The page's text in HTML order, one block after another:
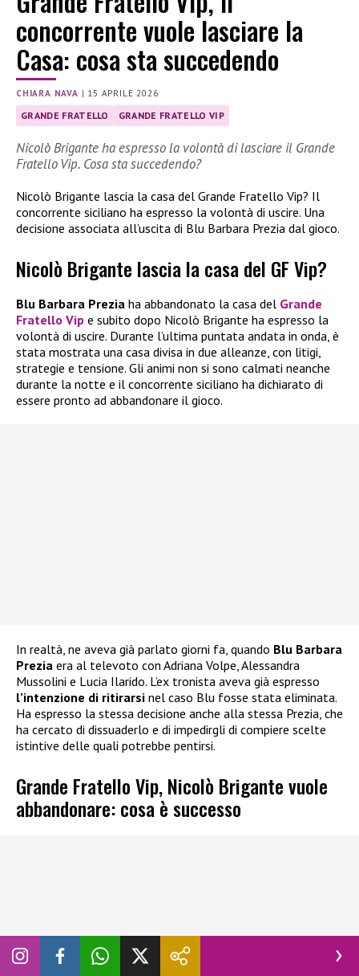
concorrente vuole lasciare la
Casa: cosa sta succedendo
CHIARA NAVA | 15 APRILE 2026
GRANDE FRATELLO GRANDE FRATELLO VIP
Nicolò Brigante ha espresso la volontà di lasciare il Grande
Fratello Vip. Cosa sta succedendo?
Nicolò Brigante lascia la casa del Grande Fratello Vip? Il
concorrente siciliano ha espresso la volontà di uscire. Una
decisione associata all’uscita di Blu Barbara Prezia dal gioco.
Nicolò Brigante lascia la casa del GF Vip?
Blu Barbara Prezia ha abbandonato la casa del Grande
Fratello Vip e subito dopo Nicolò Brigante ha espresso la
volontà di uscire. Durante l’ultima puntata andata in onda, è
stata mostrata una casa divisa in due alleanze, con litigi,
strategie e tensione. Gli animi non si sono calmati neanche
durante la notte e il concorrente siciliano ha dichiarato di
essere pronto ad abbandonare il gioco.
In realtà, ne aveva già parlato giorni fa, quando Blu Barbara
Prezia era al televoto con Adriana Volpe, Alessandra
Mussolini e Lucia Ilarido. L’ex tronista aveva già espresso
l’intenzione di ritirarsi nel caso Blu fosse stata eliminata.
Ha espresso la stessa decisione anche alla stessa Prezia, che
ha cercato di dissuaderlo e di impedirgli di compiere scelte
istintive delle quali potrebbe pentirsi.
Grande Fratello Vip, Nicolò Brigante vuole
abbandonare: cosa è successo